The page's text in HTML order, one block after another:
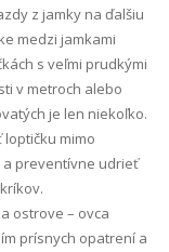
z jamky na ďalšiu
medzi jamkami
s veľmi prudkými
v metroch alebo
je len niekoľko.
mimo
preventívne udrieť
ostrove – ovca
prísnych opatrení a